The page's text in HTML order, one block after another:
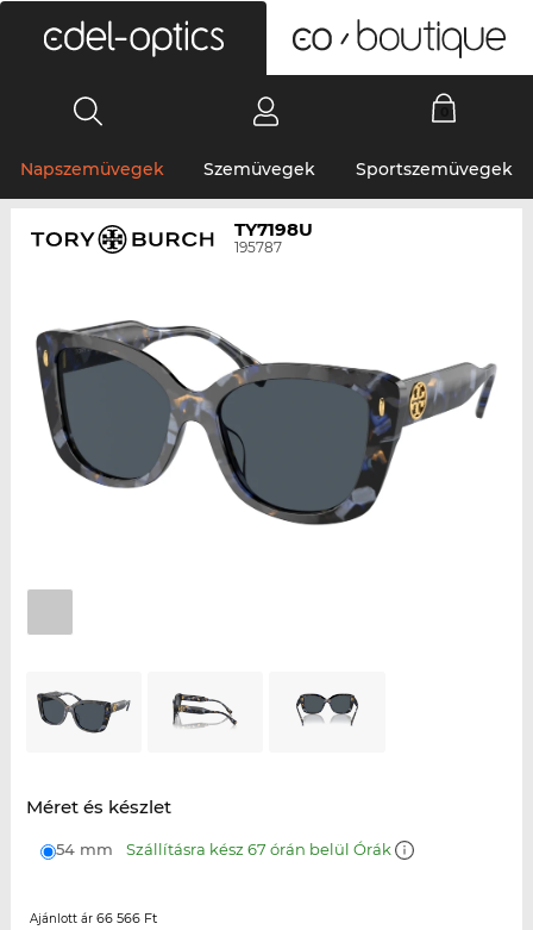
Napszemüvegek Szemüvegek Sportszemüvegek
TY7198U
195787
Méret és készlet
54 mm Szállításra kész 67 órán belül Órák
Ajánlott ár 66 566 Ft